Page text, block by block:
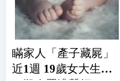
瞞家人「產子藏屍」
近1週 19歲女大生涉